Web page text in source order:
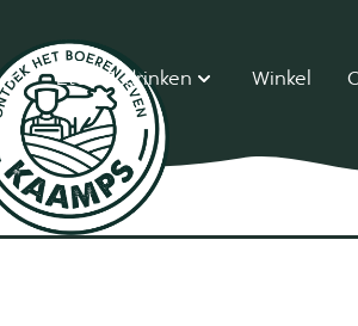
Eten & drinken Winkel